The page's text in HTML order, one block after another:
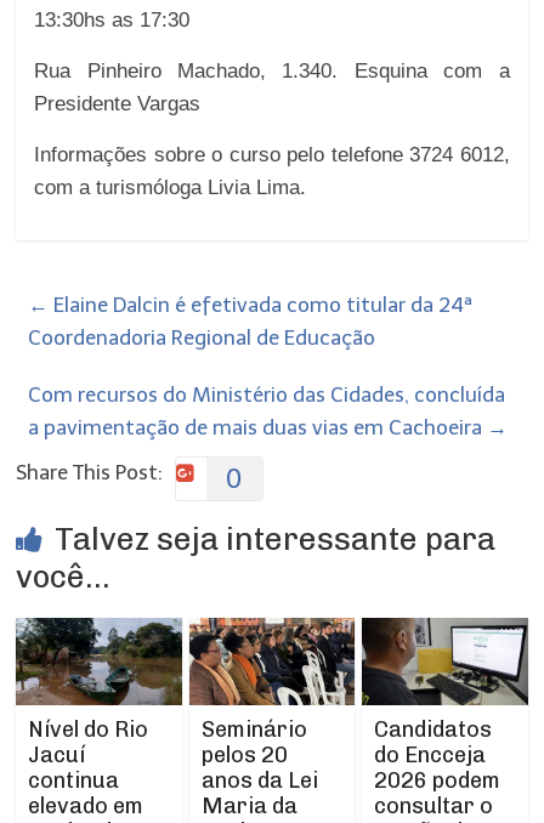
13:30hs as 17:30
Rua Pinheiro Machado, 1.340. Esquina com a
Presidente Vargas
Informações sobre o curso pelo telefone 3724 6012,
com a turismóloga Livia Lima.
← Elaine Dalcin é efetivada como titular da 24ª
Coordenadoria Regional de Educação
Com recursos do Ministério das Cidades, concluída
a pavimentação de mais duas vias em Cachoeira →
Share This Post:
0
Talvez seja interessante para
você...
Nível do Rio
Jacuí
continua
elevado em
Seminário
pelos 20
anos da Lei
Maria da
Candidatos
do Encceja
2026 podem
consultar o